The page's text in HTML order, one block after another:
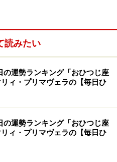
見る
読みたい
運勢ランキング「おひつじ座
ィ・プリマヴェラの【毎日ひ
運勢ランキング「おひつじ座
ィ・プリマヴェラの【毎日ひ